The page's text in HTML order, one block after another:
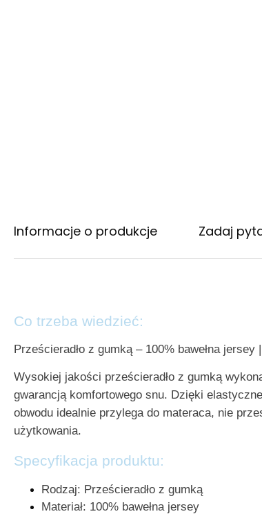
Informacje o produkcje Zadaj
Co trzeba wiedzieć:
Prześcieradło z gumką – 100% bawełna jersey
Wysokiej jakości prześcieradło z gumką
gwarancją komfortowego snu. Dzięki
obwodu idealnie przylega do materaca, nie
użytkowania.
Specyfikacja produktu:
Rodzaj: Prześcieradło z gumką
Materiał: 100% bawełna jersey